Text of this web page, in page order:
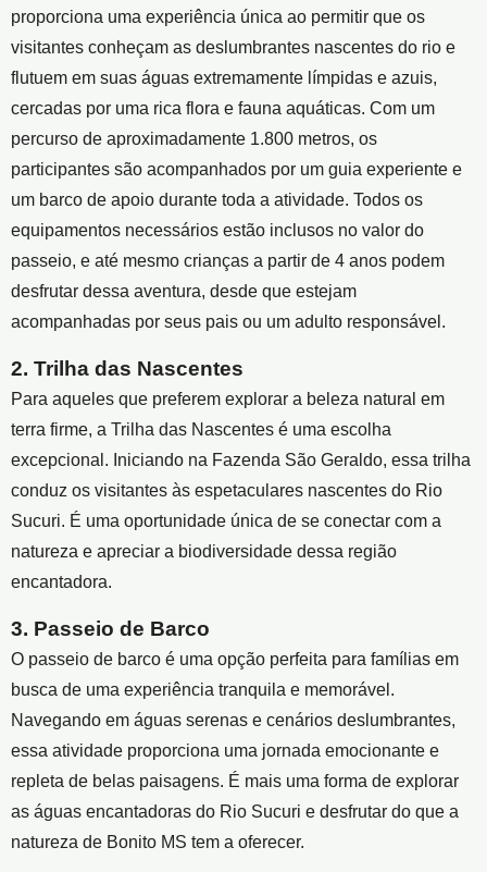
proporciona uma experiência única ao permitir que os
visitantes conheçam as deslumbrantes nascentes do rio e
flutuem em suas águas extremamente límpidas e azuis,
cercadas por uma rica flora e fauna aquáticas. Com um
percurso de aproximadamente 1.800 metros, os
participantes são acompanhados por um guia experiente e
um barco de apoio durante toda a atividade. Todos os
equipamentos necessários estão inclusos no valor do
passeio, e até mesmo crianças a partir de 4 anos podem
desfrutar dessa aventura, desde que estejam
acompanhadas por seus pais ou um adulto responsável.
2. Trilha das Nascentes
Para aqueles que preferem explorar a beleza natural em
terra firme, a Trilha das Nascentes é uma escolha
excepcional. Iniciando na Fazenda São Geraldo, essa trilha
conduz os visitantes às espetaculares nascentes do Rio
Sucuri. É uma oportunidade única de se conectar com a
natureza e apreciar a biodiversidade dessa região
encantadora.
3. Passeio de Barco
O passeio de barco é uma opção perfeita para famílias em
busca de uma experiência tranquila e memorável.
Navegando em águas serenas e cenários deslumbrantes,
essa atividade proporciona uma jornada emocionante e
repleta de belas paisagens. É mais uma forma de explorar
as águas encantadoras do Rio Sucuri e desfrutar do que a
natureza de Bonito MS tem a oferecer.